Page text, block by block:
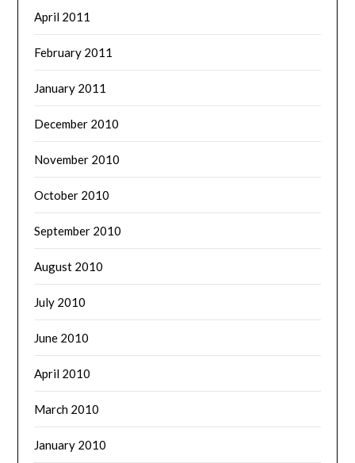
April 2011
February 2011
January 2011
December 2010
November 2010
October 2010
September 2010
August 2010
July 2010
June 2010
April 2010
March 2010
January 2010